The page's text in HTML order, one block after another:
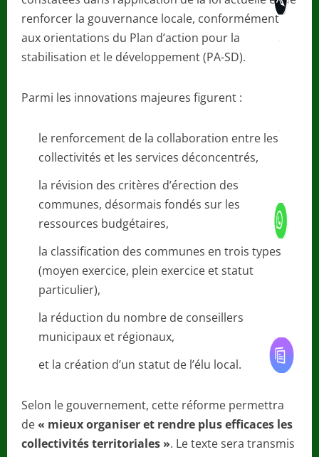
renforcer la gouvernance locale, conformément
aux orientations du Plan d’action pour la
stabilisation et le développement (PA-SD).
Parmi les innovations majeures figurent :
le renforcement de la collaboration entre les
collectivités et les services déconcentrés,
la révision des critères d’érection des
communes, désormais fondés sur les
ressources budgétaires,
la classification des communes en trois types
(moyen exercice, plein exercice et statut
particulier),
la réduction du nombre de conseillers
municipaux et régionaux,
et la création d’un statut de l’élu local.
Selon le gouvernement, cette réforme permettra
de« mieux organiser et rendre plus efficaces les
collectivités territoriales ». Le texte sera transmis